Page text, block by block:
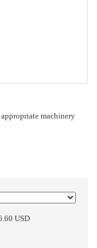
machinery
USD